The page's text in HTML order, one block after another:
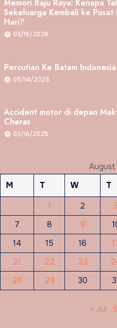
Memori Baju Raya: Kenapa
Sekeluarga Kembali ke Pusat
Hari?
03/16/2026
Percutian Ke Batam Indonesia
05/14/2025
Accident motor di depan
Cheras
03/16/2025
August
M
T W T
1
2 3
7
8 9
14
15 16
21
22 23
28
29 30
« Jul